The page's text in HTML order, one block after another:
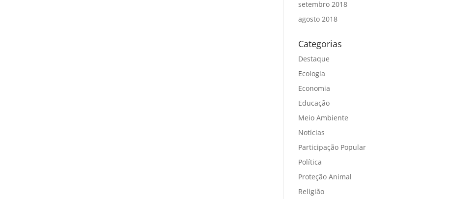
setembro 2018
agosto 2018
Categorias
Destaque
Ecologia
Economia
Educação
Meio Ambiente
Notícias
Participação Popular
Política
Proteção Animal
Religião